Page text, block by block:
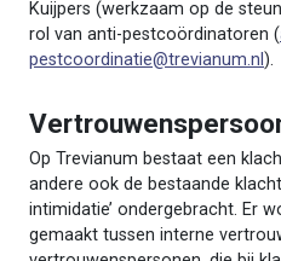
Kuijpers (werkzaam op de
rol van anti-pestcoördinatoren (
pestcoordinatie@trevianum.nl ).
Op Trevianum bestaat een
andere ook de bestaande
intimidatie’ ondergebracht. Er
gemaakt tussen interne